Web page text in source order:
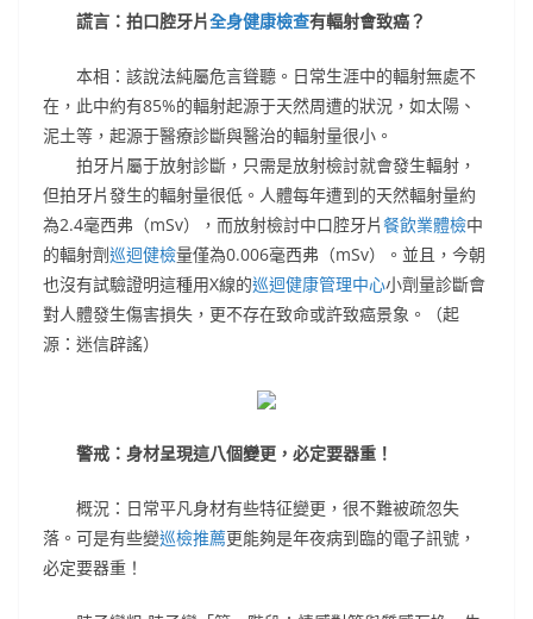
謊言：拍口腔牙片全身健康檢查有輻射會致癌？
本相：該說法純屬危言聳聽。日常生涯中的輻射無處不
在，此中約有85%的輻射起源于天然周遭的狀況，如太陽、
泥土等，起源于醫療診斷與醫治的輻射量很小。
拍牙片屬于放射診斷，只需是放射檢討就會發生輻射，
但拍牙片發生的輻射量很低。人體每年遭到的天然輻射量約
為2.4毫西弗（mSv），而放射檢討中口腔牙片餐飲業體檢中
的輻射劑巡迴健檢量僅為0.006毫西弗（mSv）。並且，今朝
也沒有試驗證明這種用X線的巡迴健康管理中心小劑量診斷會
對人體發生傷害損失，更不存在致命或許致癌景象。（起
源：迷信辟謠）
警戒：身材呈現這八個變更，必定要器重！
概況：日常平凡身材有些特征變更，很不難被疏忽失
落。可是有些變巡檢推薦更能夠是年夜病到臨的電子訊號，
必定要器重！